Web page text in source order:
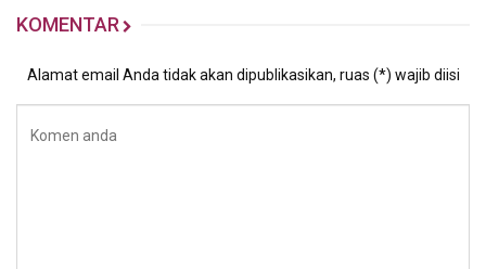
KOMENTAR
Alamat email Anda tidak akan dipublikasikan, ruas (*) wajib diisi